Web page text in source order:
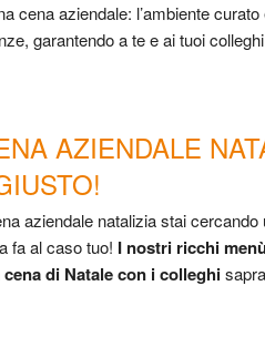
cena aziendale: l’ambiente curato
garantendo a te e ai tuoi
AZIENDALE
aziendale natalizia stai
fa al caso tuo! I nostri ricchi
di Natale con i colleghi